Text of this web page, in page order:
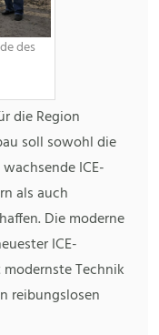
des
die Region
soll sowohl die
ICE-
als auch
Die moderne
ICE-
Technik
reibungslosen